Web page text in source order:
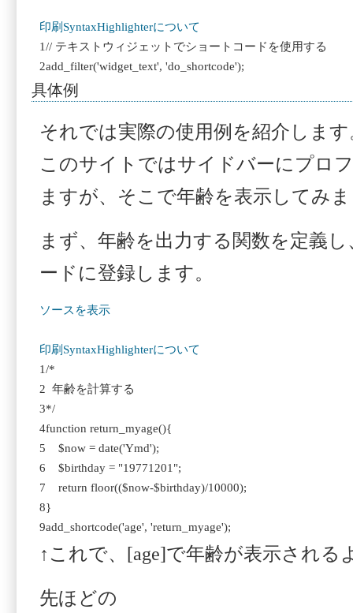
印刷 SyntaxHighlighterについて
1// テキストウィジェットでショートコードを使用する
2add_filter('widget_text', 'do_shortcode');
具体例
それでは実際の使用例を紹介します
このサイトではサイドバーにプロ
ますが、そこで年齢を表示してみ
まず、年齢を出力する関数を定義
ードに登録します。
ソースを表示
印刷 SyntaxHighlighterについて
1/
2 年齢を計
3*/
4function
5
$now = date('Ymd');
6
$birthday = "19771201"
7
return floor(($now-$birthday)/
8
9add_shortcode('age', 'return_myage');
↑これで、[age]で年齢が表示される
先ほどの